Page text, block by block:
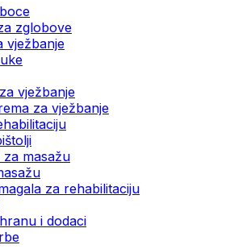
zglobove
vježbanje
vježbanje
za vježbanje
za masažu
za rehabilitaciju
i dodaci